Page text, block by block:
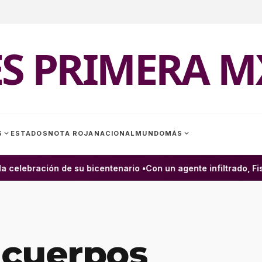
PRIMERA
expand_more ESTADOS NOTA ROJA NACIONAL MUNDOMÁS expand_more
de su bicentenario •Con un agente infiltrado,